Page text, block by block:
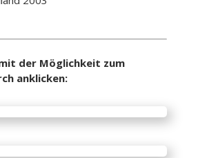
der Möglichkeit zum
anklicken: